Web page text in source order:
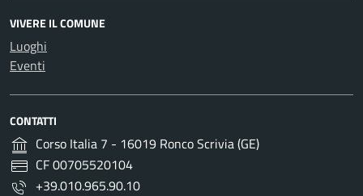
VIVERE IL COMUNE
Luoghi
Eventi
CONTATTI
Corso Italia 7 - 16019 Ronco Scrivia (GE)
CF 00705520104
+39.010.965.90.10